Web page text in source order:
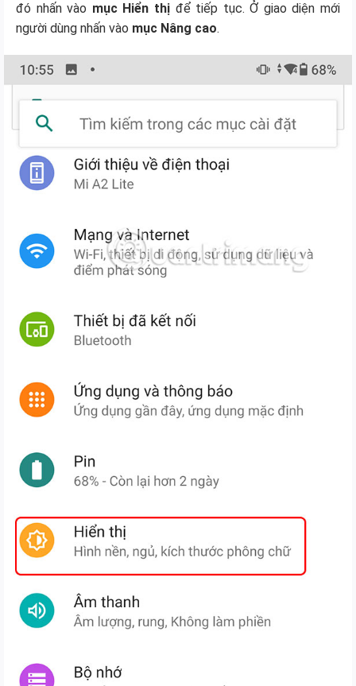
đó nhấn vào mục Hiển thị để tiếp tục. Ở giao diện mới
người dùng nhấn vào mục Nâng cao.